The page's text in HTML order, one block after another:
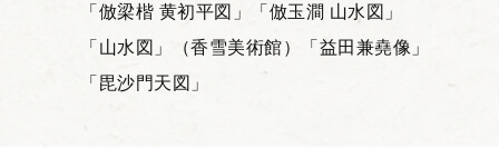
「倣梁楷 黄初平図」
「倣玉澗 山水図」
「山水図」（香雪美術館）
「益田兼堯像」
「毘沙門天図」